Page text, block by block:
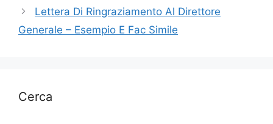
Lettera Di Ringraziamento Al Direttore
Generale – Esempio E Fac Simile
Cerca